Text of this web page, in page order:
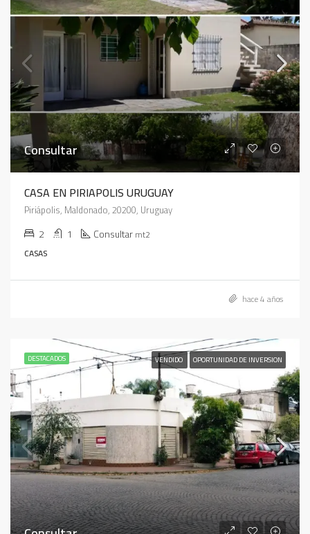
Consultar
CASA EN PIRIAPOLIS URUGUAY
Piriápolis, Maldonado, 20200, Uruguay
2 1 Consultarmt2
CASAS
hace 4 años
DESTACADOS VENDIDO OPORTUNIDAD DE INVERSION